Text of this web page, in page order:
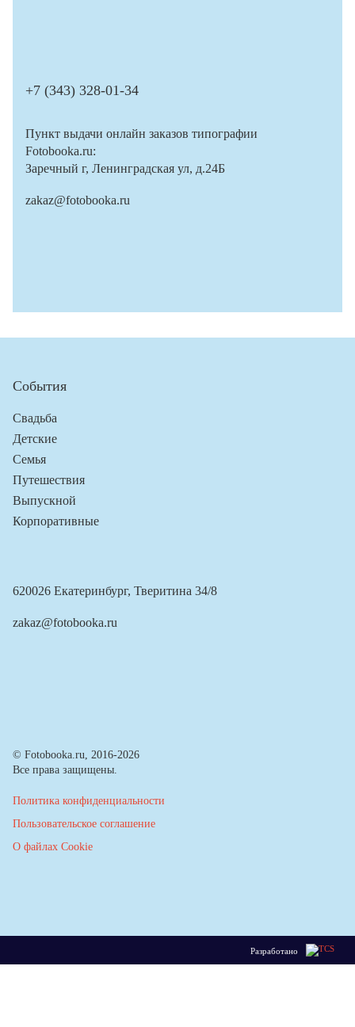
+7 (343) 328-01-34
Пункт выдачи онлайн заказов типографии
Fotobooka.ru:
Заречный г, Ленинградская ул, д.24Б
zakaz@fotobooka.ru
События
Свадьба
Детские
Семья
Путешествия
Выпускной
Корпоративные
620026 Екатеринбург, Тверитина 34/8
zakaz@fotobooka.ru
© Fotobooka.ru, 2016-2026
Все права защищены.
Политика конфиденциальности
Пользовательское соглашение
О файлах Cookie
Разработано